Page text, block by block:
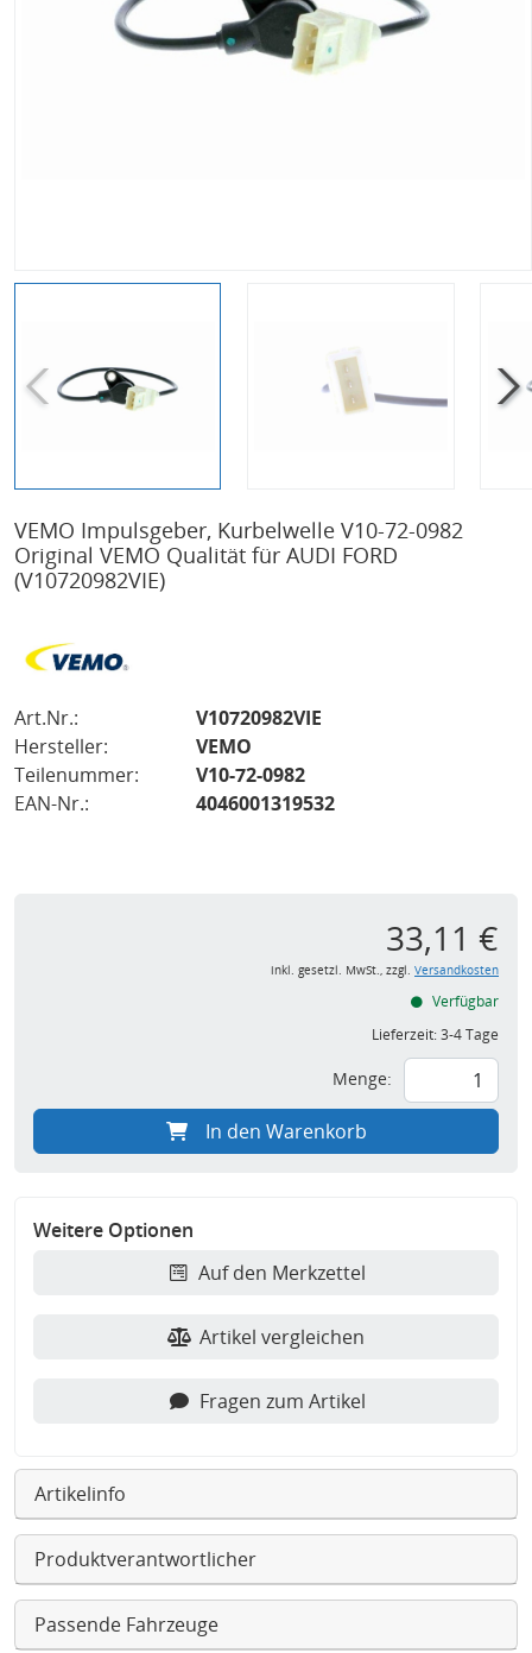
VEMO Impulsgeber, Kurbelwelle V10-72-0982
Original VEMO Qualität für AUDI FORD
(V10720982VIE)
Art.Nr.:
V10720982VIE
Hersteller:
VEMO
Teilenummer:
V10-72-0982
EAN-Nr.:
4046001319532
33,11 €
inkl. gesetzl. MwSt., zzgl. Versandkosten
Verfügbar
Lieferzeit:3-4 Tage
Menge:
In den Warenkorb
Weitere Optionen
Auf den Merkzettel
Artikel vergleichen
Fragen zum Artikel
Artikelinfo
Produktverantwortlicher
Passende Fahrzeuge